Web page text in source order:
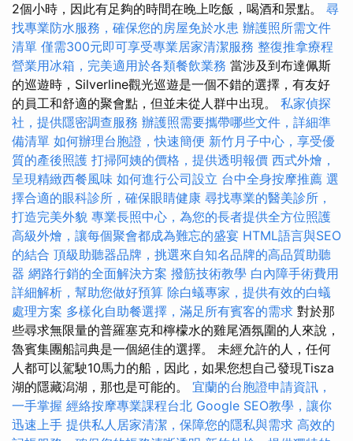
2個小時，因此有足夠的時間在晚上吃飯，喝酒和景點。 尋
找專業防水服務，確保您的房屋免於水患 辦護照所需文件
清單 僅需300元即可享受專業居家清潔服務 整復推拿療程
營業用冰箱，完美適用於各類餐飲業務 當涉及到布達佩斯
的巡遊時，Silverline觀光巡遊是一個不錯的選擇，有友好
的員工和舒適的聚會點，但並未從人群中出現。 私家偵探
社，提供隱密調查服務 辦護照需要攜帶哪些文件，詳細準
備清單 如何辦理台胞證，快速簡便 新竹月子中心，享受優
質的產後照護 打掃阿姨的價格，提供透明報價 西式外燴，
呈現精緻西餐風味 如何進行公司設立 台中全身按摩推薦 選
擇合適的眼科診所，確保眼睛健康 尋找專業的醫美診所，
打造完美外貌 專業長照中心，為您的長者提供全方位照護
高級外燴，讓每個聚會都成為難忘的盛宴 HTML語言與SEO
的結合 頂級助聽器品牌，挑選來自知名品牌的高品質助聽
器 網路行銷的全面解決方案 撥筋技術教學 白內障手術費用
詳細解析，幫助您做好預算 除白蟻專家，提供有效的白蟻
處理方案 多樣化自助餐選擇，滿足所有賓客的需求 對於那
些尋求無限量的普羅塞克和檸檬水的雞尾酒氛圍的人來說，
魯賓集團船詞典是一個絕佳的選擇。 未經允許的人，任何
人都可以駕駛10馬力的船，因此，如果您想自己發現Tisza
湖的隱藏潟湖，那也是可能的。 宜蘭的台胞證申請資訊，
一手掌握 經絡按摩專業課程台北 Google SEO教學，讓你
迅速上手 提供私人居家清潔，保障您的隱私與需求 高效的